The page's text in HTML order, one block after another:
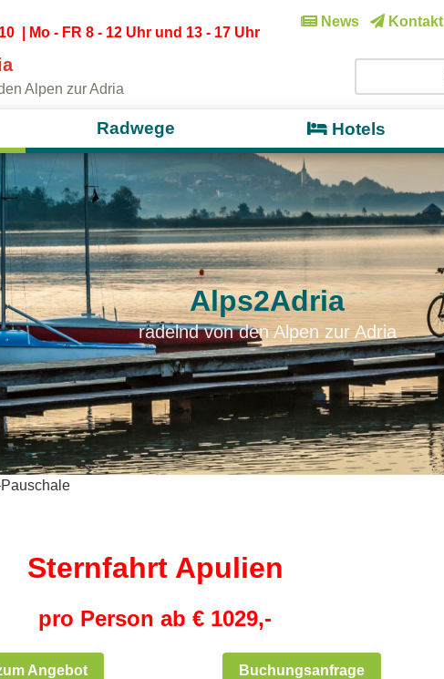
| Mo - FR 8 - 12 Uhr und 13 - 17 Uhr
News Kontakt
Alpen zur Adria
Radwege Hotels
Alps2Adria
radelnd von den Alpen zur Adria
Sternfahrt Apulien
pro Person ab € 1029,-
Angebot Buchungsanfrage